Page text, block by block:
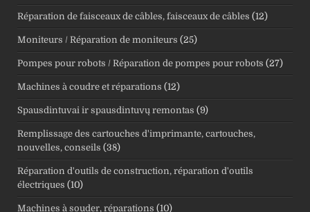
Réparation de faisceaux de câbles, faisceaux de câbles (12)
Moniteurs / Réparation de moniteurs (25)
Pompes pour robots / Réparation de pompes pour robots (27)
Machines à coudre et réparations (12)
Spausdintuvai ir spausdintuvų remontas (9)
Remplissage des cartouches d'imprimante, cartouches,
nouvelles, conseils (38)
Réparation d'outils de construction, réparation d'outils
électriques (10)
Machines à souder, réparations (10)